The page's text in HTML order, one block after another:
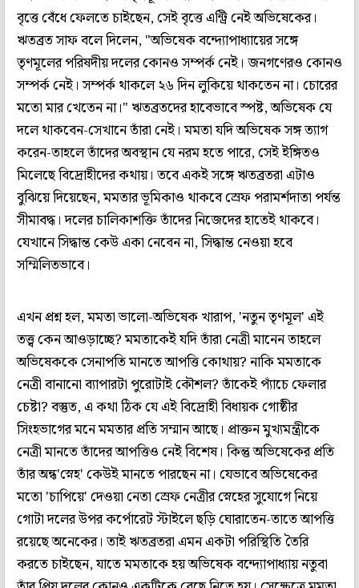
বৃত্তে বেঁধে ফেলতে চাইছেন, সেই বৃত্তে এন্ট্রি নেই অভিষেকের।
ঋতব্রত সাফ বলে দিলেন, "অভিষেক বন্দ্যোপাধ্যায়ের সঙ্গে
তৃণমূলের পরিষদীয় দলের কোনও সম্পর্ক নেই। জনগণেরও কোনও
সম্পর্ক নেই। সম্পর্ক থাকলে ২৬ দিন লুকিয়ে থাকতেন না। চোরের
মতো মার খেতেন না।" ঋতব্রতদের হাবেভাবে স্পষ্ট, অভিষেক যে
দলে থাকবেন-সেখানে তাঁরা নেই। মমতা যদি অভিষেক সঙ্গ ত্যাগ
করেন-তাহলে তাঁদের অবস্থান যে নরম হতে পারে, সেই ইঙ্গিতও
মিলেছে বিদ্রোহীদের কথায়। তবে একই সঙ্গে ঋতব্রতরা এটাও
বুঝিয়ে দিয়েছেন, মমতার ভূমিকাও থাকবে স্রেফ পরামর্শদাতা পর্যন্ত
সীমাবদ্ধ। দলের চালিকাশক্তি তাঁদের নিজেদের হাতেই থাকবে।
যেখানে সিদ্ধান্ত কেউ একা নেবেন না, সিদ্ধান্ত নেওয়া হবে
সম্মিলিতভাবে।
এখন প্রশ্ন হল, মমতা ভালো-অভিষেক খারাপ, 'নতুন তৃণমূল' এই
তত্ত্ব কেন আওড়াচ্ছে? মমতাকেই যদি তাঁরা নেত্রী মানেন তাহলে
অভিষেককে সেনাপতি মানতে আপত্তি কোথায়? নাকি মমতাকে
নেত্রী বানানো ব্যাপারটা পুরোটাই কৌশল? তাঁকেই প্যাঁচে ফেলার
চেষ্টা? বস্তুত, এ কথা ঠিক যে এই বিদ্রোহী বিধায়ক গোষ্ঠীর
সিংহভাগের মনে মমতার প্রতি সম্মান আছে। প্রাক্তন মুখ্যমন্ত্রীকে
নেত্রী মানতে তাঁদের আপত্তিও নেই বিশেষ। কিন্তু অভিষেকের প্রতি
তাঁর অন্ধ'স্নেহ' কেউই মানতে পারছেন না। যেভাবে অভিষেকের
মতো 'চাপিয়ে' দেওয়া নেতা স্রেফ নেত্রীর স্নেহের সুযোগে নিয়ে
গোটা দলের উপর কর্পোরেট স্টাইলে ছড়ি ঘোরাতেন-তাতে আপত্তি
রয়েছে অনেকের। তাই ঋতব্রতরা এমন একটা পরিস্থিতি তৈরি
করতে চাইছেন, যাতে মমতাকে হয় অভিষেক বন্দ্যোপাধ্যায় নতুবা